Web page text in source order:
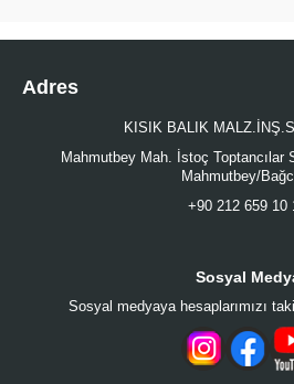
Adres
KISIK BALIK
Mahmutbey Mah. İstoç Toptancılar
Mahmutbey/
+90 212 659 10
Sosyal
Sosyal medyaya hesaplarımızı